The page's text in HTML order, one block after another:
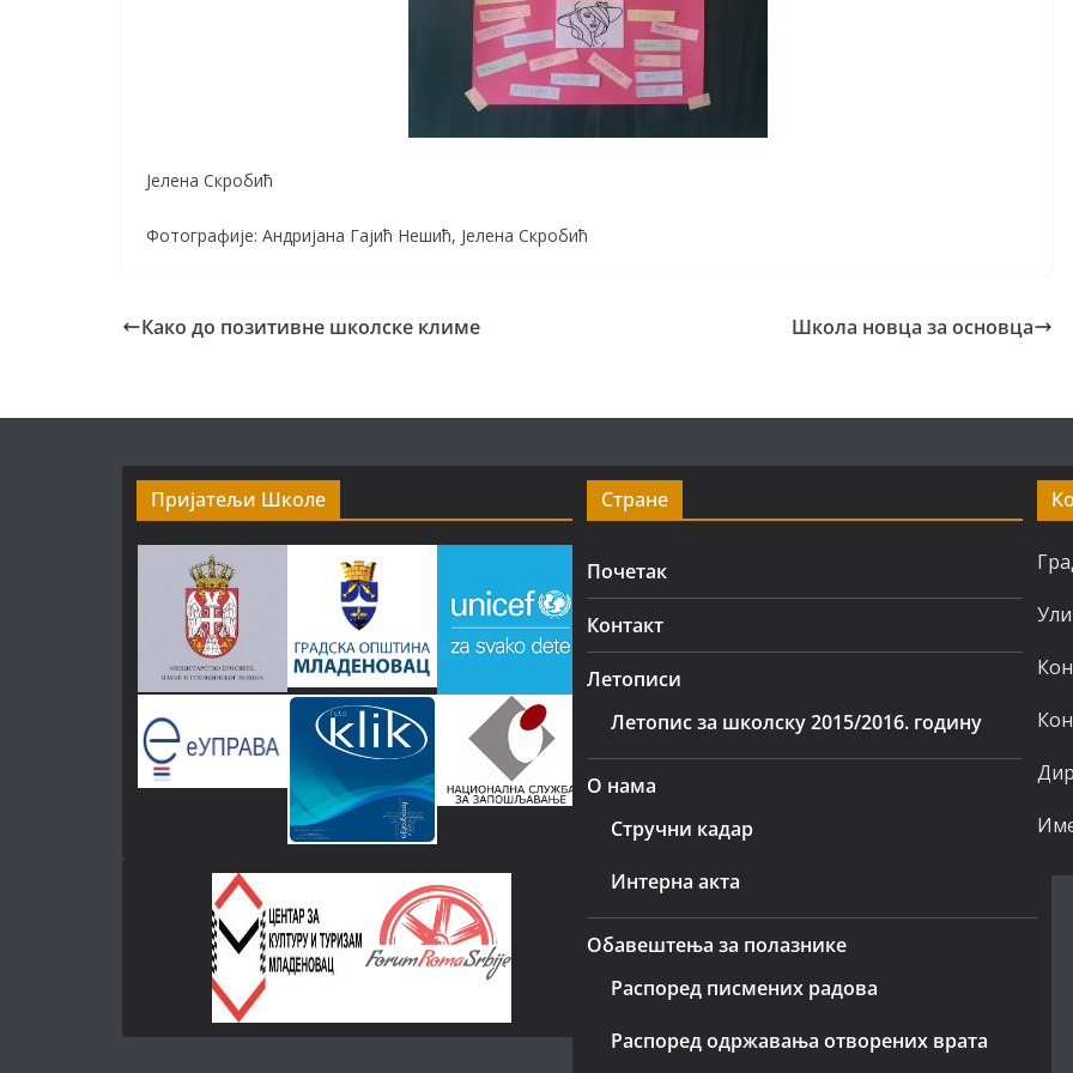
Јелена Скробић
Фотографије: Андријана Гајић Нешић, Јелена Скробић
Како до позитивне школске климе Школа новца за основца
Пријатељи Школе Стране
Почетак
Контакт
Летописи
Летопис за школску 2015/2016. годину
О нама
Стручни кадар
Интерна акта
Обавештења за полазнике
Распоред писмених радова
Распоред одржавања отворених врата